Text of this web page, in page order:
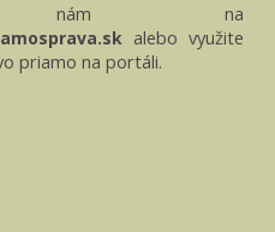
nám na
alebo využite
priamo na portáli.